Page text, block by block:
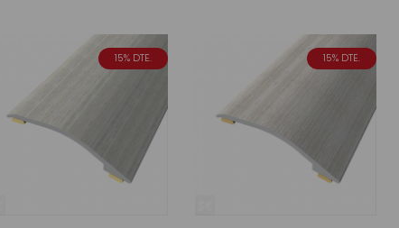
a la cistella Afegir a la cistella
15% DTE. 15% DTE.